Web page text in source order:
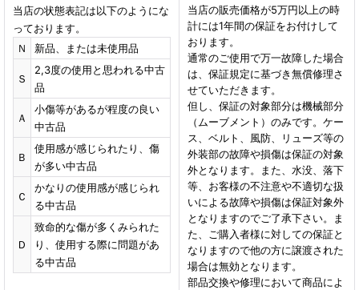
当店の状態表記は以下のようにな
っております。
Ｎ
新品、または未使用品
Ｓ
2,3度の使用と思われる中古
品
Ａ
小傷等があるが程度の良い
中古品
Ｂ
使用感が感じられたり、傷
が多い中古品
Ｃ
かなりの使用感が感じられ
る中古品
Ｄ
致命的な傷が多くみられた
り、使用する際に問題があ
る中古品
当店の販売価格が5万円以上の時
計には1年間の保証をお付けして
おります。
通常のご使用で万一故障した場合
は、保証規定に基づき無償修理さ
せていただきます。
但し、保証の対象部分は機械部分
（ムーブメント）のみです。ケー
ス、ベルト、風防、リューズ等の
外装部の故障や損傷は保証の対象
外となります。また、水没、落下
等、お客様の不注意や不適切な扱
いによる故障や損傷は保証対象外
となりますのでご了承下さい。ま
た、ご購入者様に対しての保証と
なりますので他の方に譲渡された
場合は無効となります。
部品交換や修理において商品によ